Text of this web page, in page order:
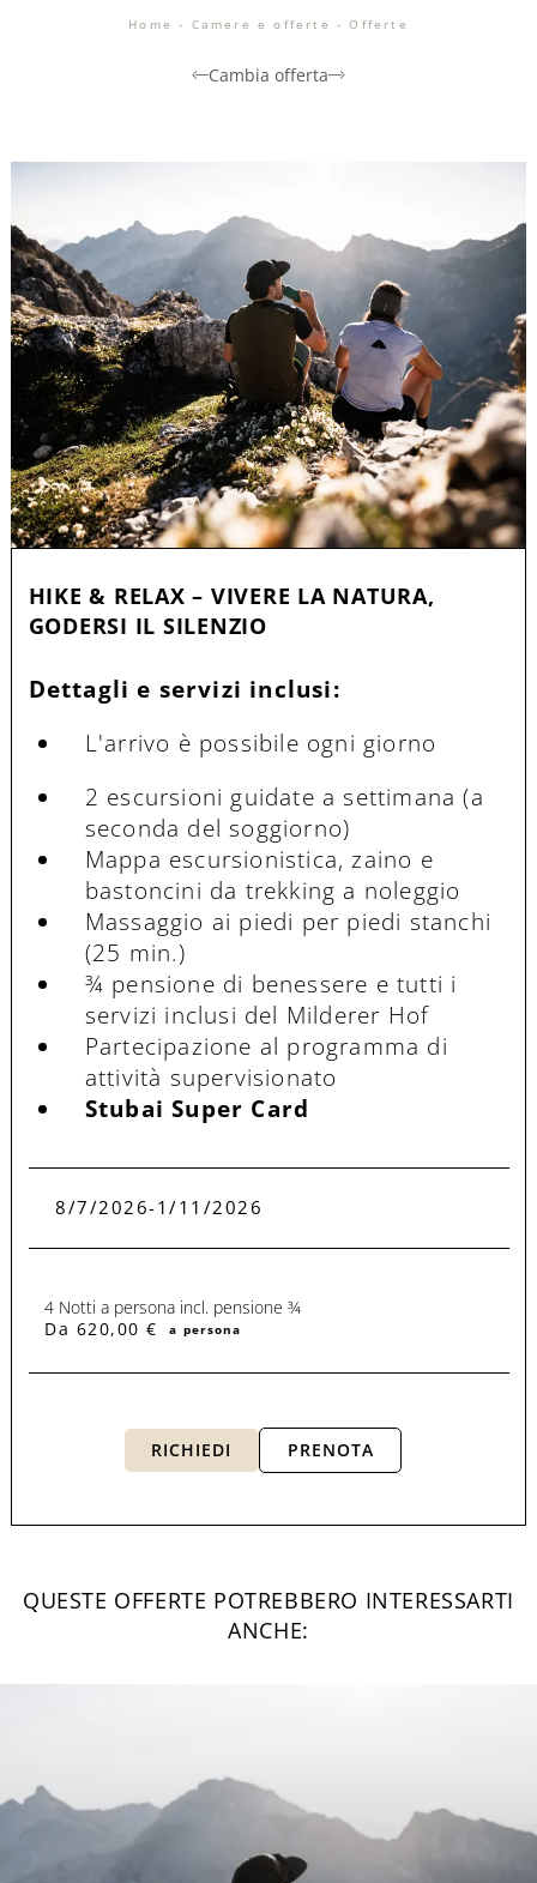
Home- Camere e offerte -Offerte
Cambia offerta
HIKE & RELAX – VIVERE LA NATURA,
GODERSI IL SILENZIO
Dettagli e servizi inclusi:
L'arrivo è possibile ogni giorno
2 escursioni guidate a settimana (a
seconda del soggiorno)
Mappa escursionistica, zaino e
bastoncini da trekking a noleggio
Massaggio ai piedi per piedi stanchi
(25 min.)
¾ pensione di benessere e tutti i
servizi inclusi del Milderer Hof
Partecipazione al programma di
attività supervisionato
Stubai Super Card
RICHIEDI PRENOTA
8/7/2026-1/11/2026
4 Notti a persona incl. pensione ¾
Da 620,00 €
a persona
QUESTE OFFERTE POTREBBERO INTERESSARTI
ANCHE: